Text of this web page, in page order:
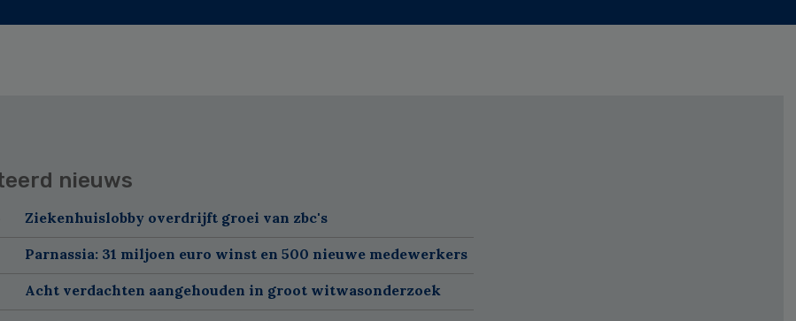
nieuws
Ziekenhuislobby overdrijft groei van zbc's
Parnassia: 31 miljoen euro winst en 500 nieuwe medewerkers
Acht verdachten aangehouden in groot witwasonderzoek